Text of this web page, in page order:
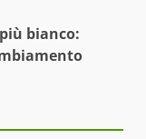
bianco: